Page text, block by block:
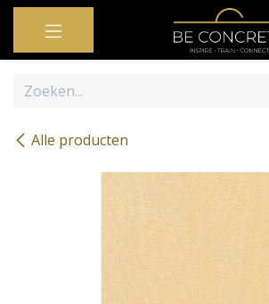
OVERSLAAN NAAR INHOUD
Alle producten